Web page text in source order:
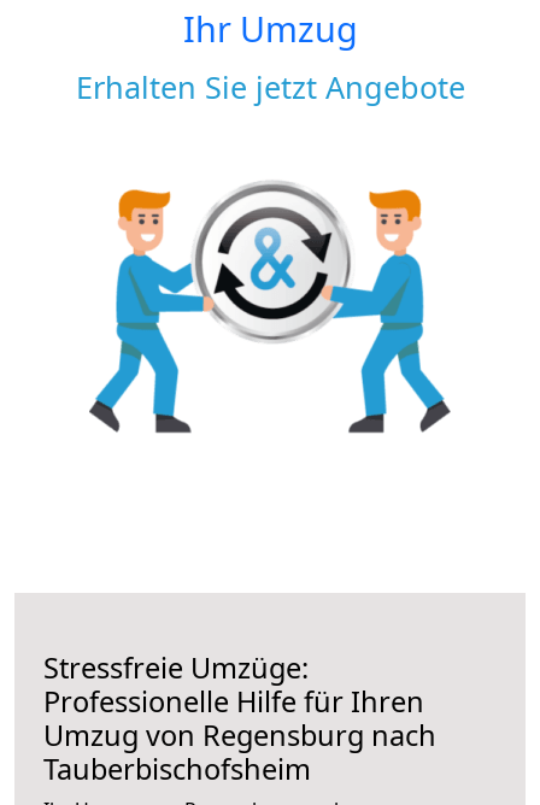
Ihr Umzug
Erhalten Sie jetzt Angebote
Stressfreie Umzüge:
Professionelle Hilfe für Ihren
Umzug von Regensburg nach
Tauberbischofsheim